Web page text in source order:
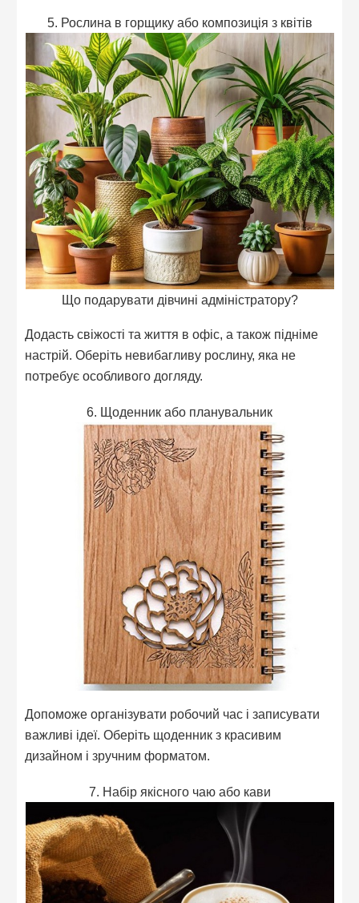
5. Рослина в горщику або композиція з квітів
Що подарувати дівчині адміністратору?
Додасть свіжості та життя в офіс, а також підніме
настрій. Оберіть невибагливу рослину, яка не
потребує особливого догляду.
6. Щоденник або планувальник
Допоможе організувати робочий час і записувати
важливі ідеї. Оберіть щоденник з красивим
дизайном і зручним форматом.
7. Набір якісного чаю або кави